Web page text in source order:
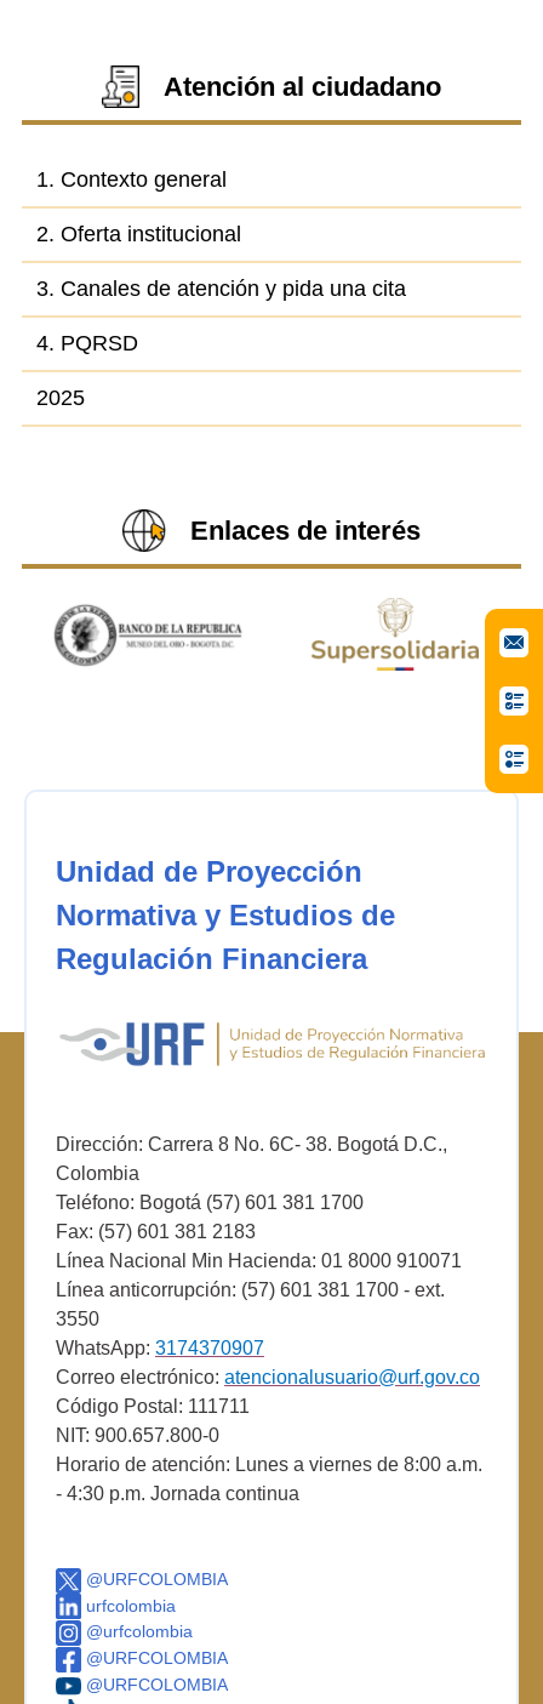
Atención al ciudadano
1. Contexto general
2. Oferta institucional
3. Canales de atención y pida una cita
4. PQRSD
2025
Enlaces de interés
Unidad de Proyección
Normativa y Estudios de
Regulación Financiera
Dirección: Carrera 8 No. 6C- 38. Bogotá D.C.,
Colombia
Teléfono: Bogotá (57) 601 381 1700
Fax: (57) 601 381 2183
Línea Nacional Min Hacienda: 01 8000 910071
Línea anticorrupción: (57) 601 381 1700 - ext.
3550
WhatsApp: 3174370907
Correo electrónico: atencionalusuario@urf.gov.co
Código Postal: 111711
NIT: 900.657.800-0
Horario de atención: Lunes a viernes de 8:00 a.m.
- 4:30 p.m. Jornada continua
@URFCOLOMBIA
urfcolombia
@urfcolombia
@URFCOLOMBIA
@URFCOLOMBIA